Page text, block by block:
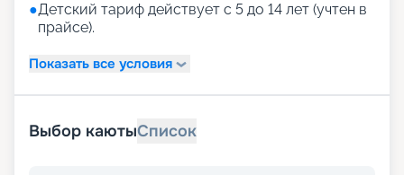
●Детский тариф действует с 5 до 14 лет (учтен в
прайсе).
Показать все условия
Выбор каютыСписок